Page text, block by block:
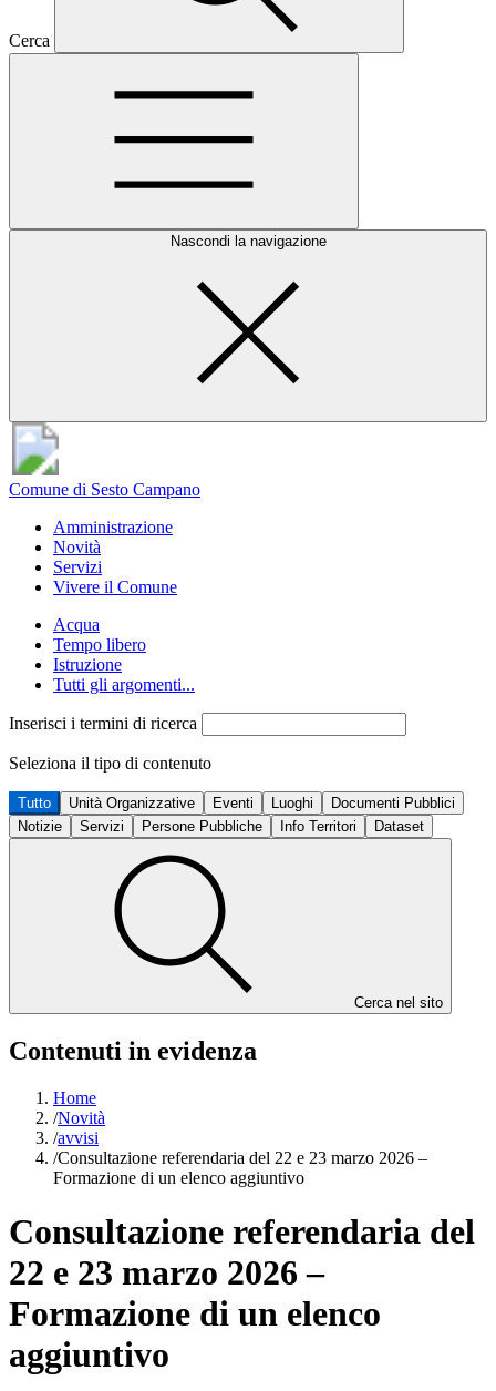
Cerca
Nascondi la navigazione
Comune di Sesto Campano
Amministrazione
Novità
Servizi
Vivere il Comune
Acqua
Tempo libero
Istruzione
Tutti gli argomenti...
Inserisci i termini di ricerca
Seleziona il tipo di contenuto
Tutto Unità Organizzative Eventi Luoghi
Documenti Pubblici
Notizie
Servizi Persone Pubbliche Info Territori Dataset
Cerca nel sito
Contenuti in evidenza
Home
/Novità
/avvisi
/Consultazione referendaria del 22 e 23 marzo 2026 –
Formazione di un elenco aggiuntivo
Consultazione referendaria del
22 e 23 marzo 2026 –
Formazione di un elenco
aggiuntivo